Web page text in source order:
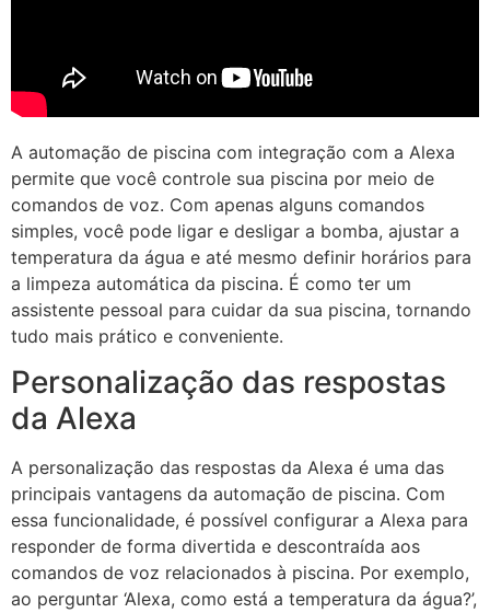
A automação de piscina com integração com a Alexa
permite que você controle sua piscina por meio de
comandos de voz. Com apenas alguns comandos
simples, você pode ligar e desligar a bomba, ajustar a
temperatura da água e até mesmo definir horários para
a limpeza automática da piscina. É como ter um
assistente pessoal para cuidar da sua piscina, tornando
tudo mais prático e conveniente.
Personalização das respostas
da Alexa
A personalização das respostas da Alexa é uma das
principais vantagens da automação de piscina. Com
essa funcionalidade, é possível configurar a Alexa para
responder de forma divertida e descontraída aos
comandos de voz relacionados à piscina. Por exemplo,
ao perguntar ‘Alexa, como está a temperatura da água?’,